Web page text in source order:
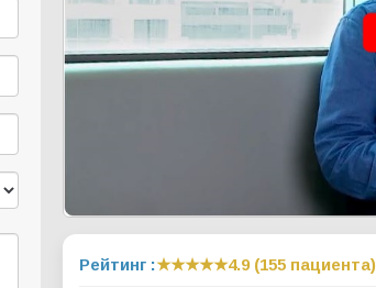
Рейтинг :★★★★★4.9 (155 пациента)